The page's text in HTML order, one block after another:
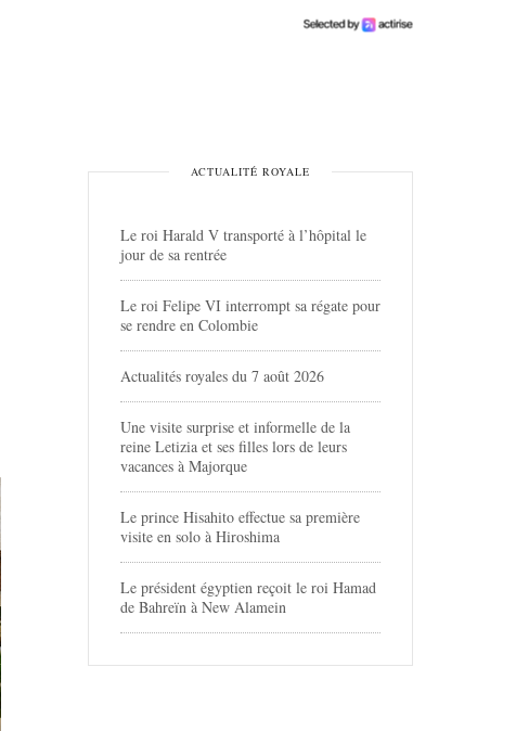
ACTUALITÉ ROYALE
Le roi Harald V transporté à l’hôpital le
jour de sa rentrée
Le roi Felipe VI interrompt sa régate pour
se rendre en Colombie
Actualités royales du 7 août 2026
Une visite surprise et informelle de la
reine Letizia et ses filles lors de leurs
vacances à Majorque
Le prince Hisahito effectue sa première
visite en solo à Hiroshima
Le président égyptien reçoit le roi Hamad
de Bahreïn à New Alamein